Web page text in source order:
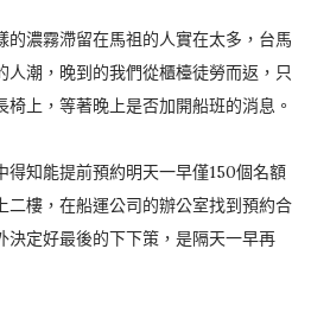
的濃霧滯留在馬祖的人實在太多，台馬
人潮，晚到的我們從櫃檯徒勞而返，只
上，等著晚上是否加開船班的消息。
得知能提前預約明天一早僅150個名額
二樓，在船運公司的辦公室找到預約合
決定好最後的下下策，是隔天一早再